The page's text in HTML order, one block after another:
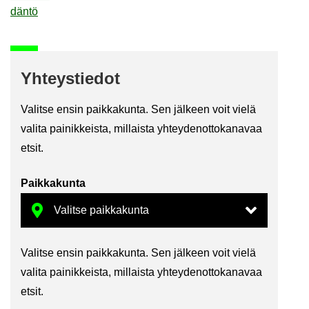
dän­tö
Yh­teys­tie­dot
Va­lit­se ensin paik­ka­kun­ta. Sen jäl­keen voit vielä
va­li­ta pai­nik­keis­ta, mil­lais­ta yh­tey­den­ot­to­ka­na­vaa
etsit.
Paik­ka­kun­ta
Va­lit­se ensin paik­ka­kun­ta. Sen jäl­keen voit vielä
va­li­ta pai­nik­keis­ta, mil­lais­ta yh­tey­den­ot­to­ka­na­vaa
etsit.